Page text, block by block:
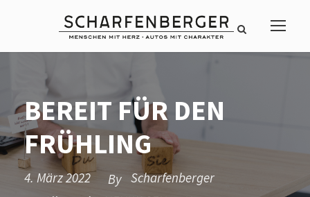
BEREIT FÜR DEN
FRÜHLING
4. März 2022 By Scharfenberger